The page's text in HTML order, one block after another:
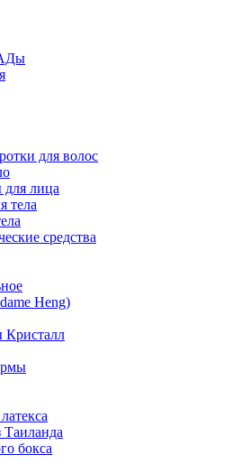
для волос
лица
тела
средства
Heng)
Кристалл
Таиланда
бокса